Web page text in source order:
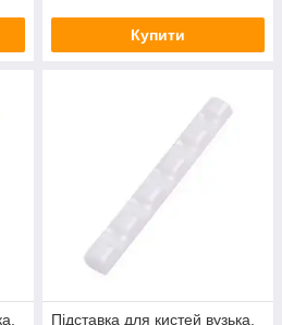
Купити
Підставка для кистей вузька,